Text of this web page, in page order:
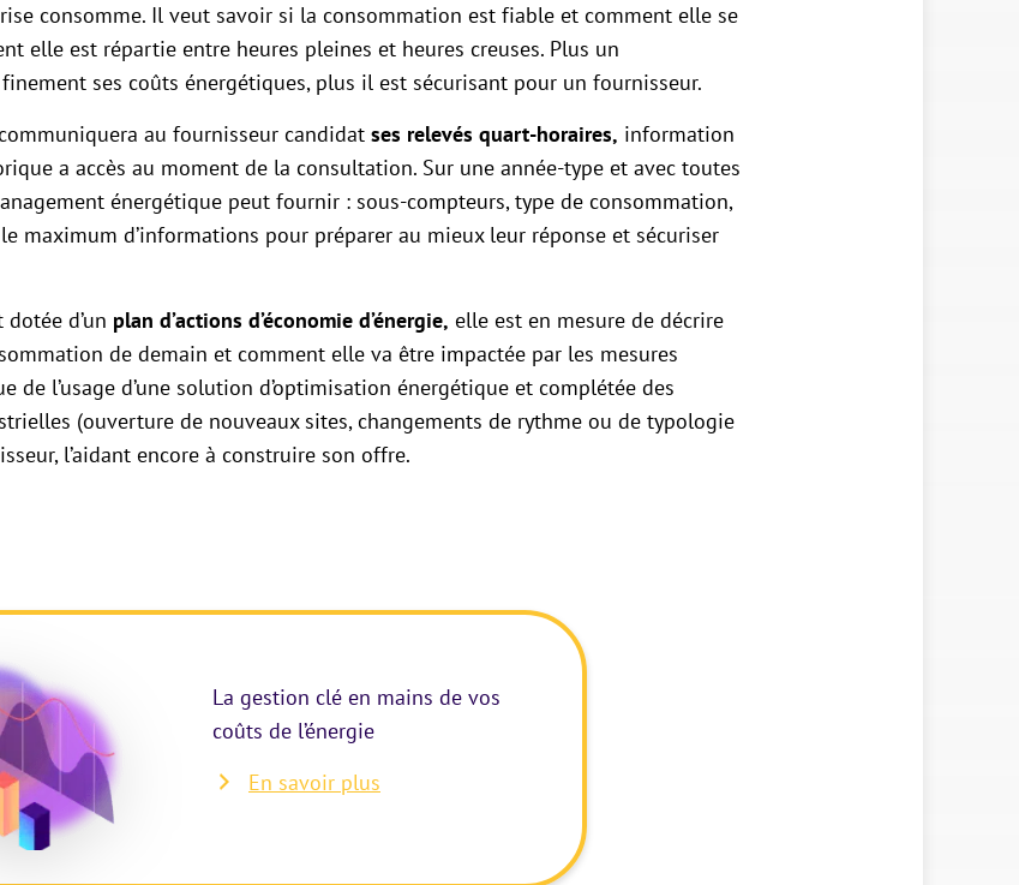
consomme. Il veut savoir si la consommation est fiable et comment elle se
elle est répartie entre heures pleines et heures creuses. Plus un
ses coûts énergétiques, plus il est sécurisant pour un fournisseur.
au fournisseur candidat ses relevés quart-horaires, information
a accès au moment de la consultation. Sur une année-type et avec toutes
énergétique peut fournir : sous-compteurs, type de consommation,
maximum d’informations pour préparer au mieux leur réponse et sécuriser
d’un plan d’actions d’économie d’énergie, elle est en mesure de décrire
de demain et comment elle va être impactée par les mesures
de l’usage d’une solution d’optimisation énergétique et complétée des
(ouverture de nouveaux sites, changements de rythme ou de typologie
l’aidant encore à construire son offre.
La gestion clé en mains de vos
coûts de l’énergie
En savoir plus